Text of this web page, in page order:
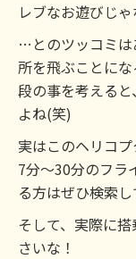
レブなお遊びじゃ
…とのツッコミは
所を飛ぶことに
段の事を考える
よね(笑)
実はこのヘリコ
7分〜30分のフラ
る方はぜひ検索し
そして、実際に
さいな！